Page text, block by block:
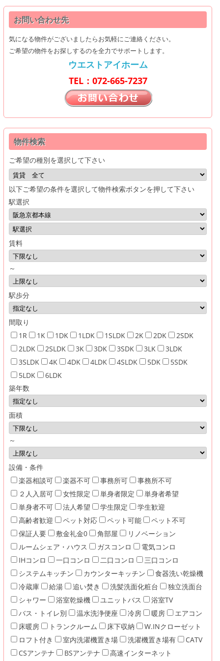
お問い合わせ先
気になる物件がございましたらお気軽にご連絡ください。
ご希望の物件をお探しするのを全力でサポートします。
ウエストアイホーム
TEL：072-665-7237
物件検索
ご希望の種別を選択して下さい
以下ご希望の条件を選択して物件検索ボタンを押して下さい
駅選択
賃料
～
駅歩分
間取り
1R
1K 1DK 1LDK 1SLDK 2K 2DK
2SDK
2LDK
2SLDK 3K 3DK 3SDK 3LK
3LDK
3SLDK
4K 4DK 4LDK 4SLDK 5DK
5SDK
5LDK
6LDK
築年数
面積
～
設備・条件
楽器相談可
楽器不可 事務所可
事務所不可
２人入居可
女性限定 単身者限定
単身者希望
単身者不可
法人希望 学生限定
学生歓迎
高齢者歓迎
ペット対応 ペット可能
ペット不可
保証人要
敷金礼金0 角部屋
リノベーション
ルームシェア・ハウス
ガスコンロ
電気コンロ
IHコンロ
一口コンロ 二口コンロ
三口コンロ
システムキッチン
カウンターキッチン
食器洗い乾燥機
冷蔵庫
給湯 追い焚き 洗髪洗面化粧台
独立洗面台
シャワー
浴室乾燥機 ユニットバス
浴室TV
バス・トイレ別
温水洗浄便座 冷房 暖房
エアコン
床暖房
トランクルーム 床下収納
W.INクローゼット
ロフト付き
室内洗濯機置き場 洗濯機置き場有
CATV
CSアンテナ
BSアンテナ
高速インターネット